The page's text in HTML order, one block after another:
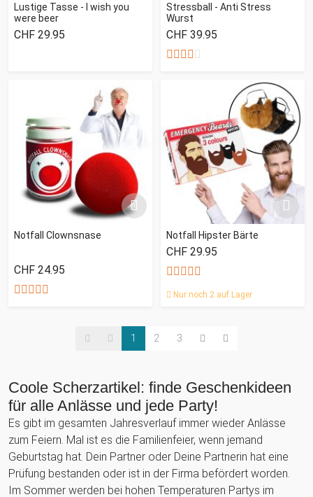
Lustige Tasse - I wish you
were beer
CHF 29.95
Stressball - Anti Stress
Wurst
CHF 39.95
Notfall Clownsnase
CHF 24.95
Notfall Hipster Bärte
CHF 29.95
Nur noch 2 auf Lager
1 2 3
Coole Scherzartikel: finde Geschenkideen
für alle Anlässe und jede Party!
Es gibt im gesamten Jahresverlauf immer wieder Anlässe
zum Feiern. Mal ist es die Familienfeier, wenn jemand
Geburtstag hat. Dein Partner oder Deine Partnerin hat eine
Prüfung bestanden oder ist in der Firma befördert worden.
Im Sommer werden bei hohen Temperaturen Partys im